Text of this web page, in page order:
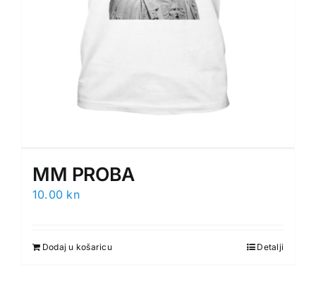
MM PROBA
10.00 kn
Dodaj u košaricu Detalji